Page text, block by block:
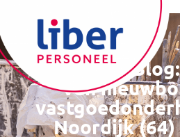
Blog:
Van
Noordijk